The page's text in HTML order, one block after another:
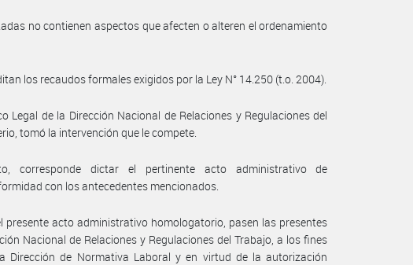
no contienen aspectos que afecten o alteren el ordenamiento
los recaudos formales exigidos por la Ley N° 14.250 (t.o. 2004).
Legal de la Dirección Nacional de Relaciones y Regulaciones del
tomó la intervención que le compete.
corresponde dictar el pertinente acto administrativo de
con los antecedentes mencionados.
presente acto administrativo homologatorio, pasen las presentes
Nacional de Relaciones y Regulaciones del Trabajo, a los fines
Dirección de Normativa Laboral y en virtud de la autorización